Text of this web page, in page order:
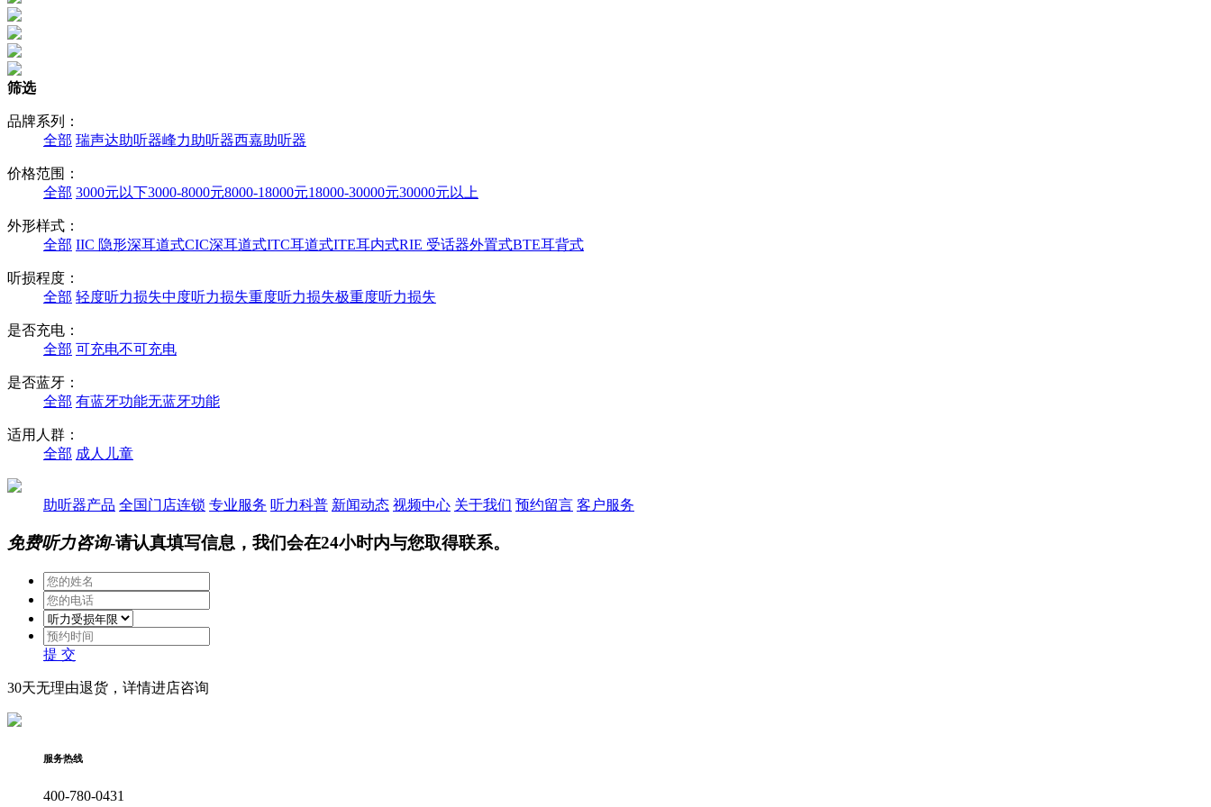
筛选
品牌系列：
全部 瑞声达助听器峰力助听器西嘉助听器
价格范围：
全部 3000元以下3000-8000元8000-18000元18000-30000元30000元以上
外形样式：
全部 IIC 隐形深耳道式CIC深耳道式ITC耳道式ITE耳内式RIE 受话器外置式BTE耳背式
听损程度：
全部 轻度听力损失中度听力损失重度听力损失极重度听力损失
是否充电：
全部 可充电不可充电
是否蓝牙：
全部 有蓝牙功能无蓝牙功能
适用人群：
全部 成人 儿童
助听器产品 全国门店连锁 专业服务 听力科普 新闻动态 视频中心 关于我们 预约留言 客户服务
免费听力咨询-请认真填写信息，我们会在24小时内与您取得联系。
提 交
30天无理由退货，详情进店咨询
服务热线
400-780-0431